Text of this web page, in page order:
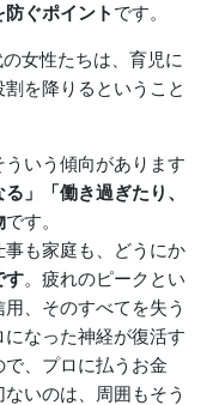
ぐポイント です。
女性たちは、育児に
を降りるということ
ういう傾向があります
」「働き過ぎたり、
です。
も家庭も、どうにか
す。疲れのピークとい
、そのすべてを失う
なった神経が復活す
、プロに払うお金
いのは、周囲もそう